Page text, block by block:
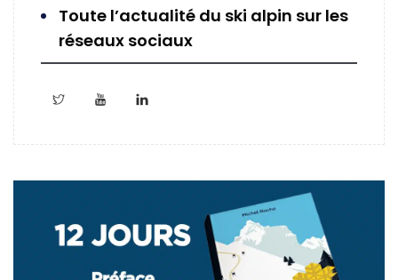
Toute l’actualité du ski alpin sur les
réseaux sociaux